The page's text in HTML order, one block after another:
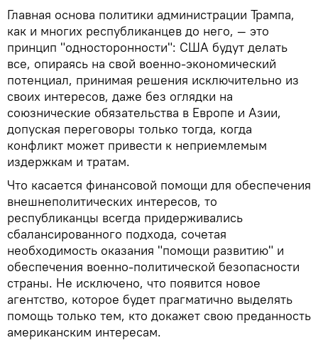
Главная основа политики администрации Трампа,
как и многих республиканцев до него, — это
принцип "односторонности": США будут делать
все, опираясь на свой военно-экономический
потенциал, принимая решения исключительно из
своих интересов, даже без оглядки на
союзнические обязательства в Европе и Азии,
допуская переговоры только тогда, когда
конфликт может привести к неприемлемым
издержкам и тратам.
Что касается финансовой помощи для обеспечения
внешнеполитических интересов, то
республиканцы всегда придерживались
сбалансированного подхода, сочетая
необходимость оказания "помощи развитию" и
обеспечения военно-политической безопасности
страны. Не исключено, что появится новое
агентство, которое будет прагматично выделять
помощь только тем, кто докажет свою преданность
американским интересам.